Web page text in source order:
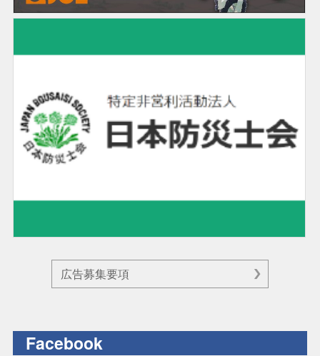
広告募集要項
Facebook